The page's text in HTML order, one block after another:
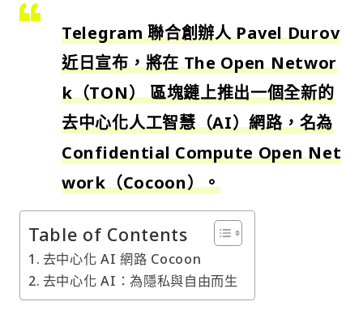
Telegram 聯合創辦人 Pavel Durov
近日宣布，將在 The Open Networ
k（TON） 區塊鏈上推出一個全新的
去中心化人工智慧（AI）網路，名為
Confidential Compute Open Net
work（Cocoon）。
Table of Contents
去中心化 AI 網路 Cocoon
去中心化 AI：為隱私與自由而生